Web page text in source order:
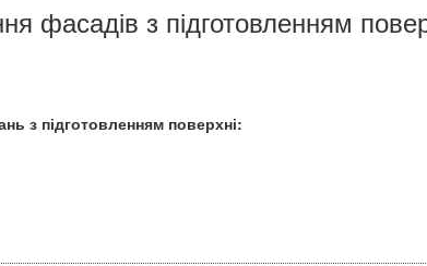
фасадів з підготовленням
з підготовленням поверхні: